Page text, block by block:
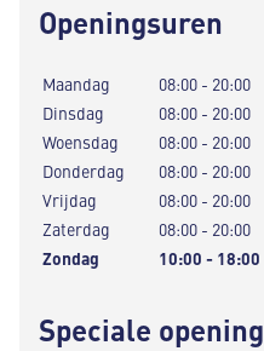
Openingsuren
Maandag
08:00 - 20:00
Dinsdag
08:00 - 20:00
Woensdag
08:00 - 20:00
Donderdag
08:00 - 20:00
Vrijdag
08:00 - 20:00
Zaterdag
08:00 - 20:00
Zondag
10:00 - 18:00
Speciale